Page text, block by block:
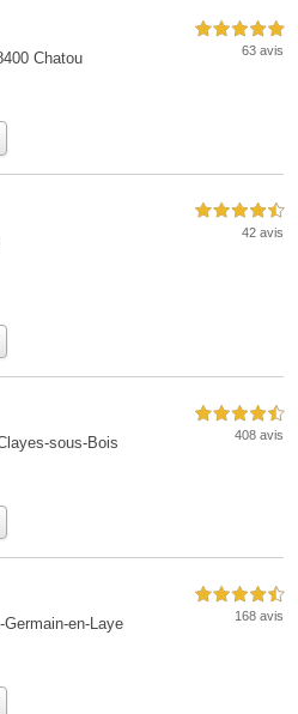
Chatou
5,0 étoiles sur 5
63 avis
4,5 étoiles sur 5
42 avis
sous-Bois
4,5 étoiles sur 5
408 avis
en-Laye
4,5 étoiles sur 5
168 avis